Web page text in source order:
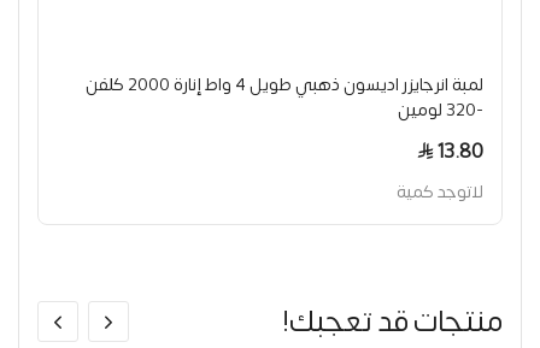
لمبة انرجايزر اديسون ذهبي طويل 4 واط إنارة 2000 كلفن
-320 لومين
13.80
لاتوجد كمية
منتجات قد تعجبك!